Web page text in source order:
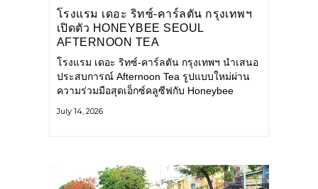
โรงแรม เดอะ ริทซ์-คาร์ลตัน กรุงเทพฯ
เปิดตัว HONEYBEE SEOUL
AFTERNOON TEA
COLLABORATION ณ คาเลโอ
(CALEŌ) ชวนสัมผัสเสน่ห์ของขนม
หวานร่วมสมัยจากกรุงโซล
โรงแรม เดอะ ริทซ์-คาร์ลตัน กรุงเทพฯ นำเสนอ
ประสบการณ์ Afternoon Tea รูปแบบใหม่ผ่าน
ความร่วมมือสุดเอ็กซ์คลูซีฟกับ Honeybee
ดังจากกรุงโซล นำโดยเชฟอึนจอง
July 14, 2026